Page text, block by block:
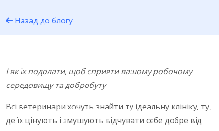
Назад до блогу
І як їх подолати, щоб сприяти вашому робочому
середовищу та добробуту
Всі ветеринари хочуть знайти ту ідеальну клініку, ту,
де їх цінують і змушують відчувати себе добре від